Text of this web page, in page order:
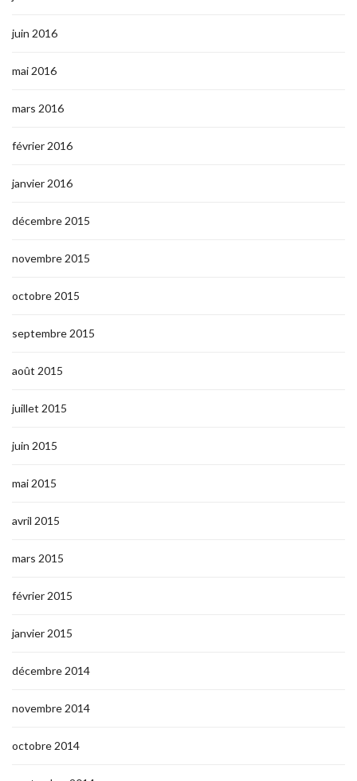
juin 2016
mai 2016
mars 2016
février 2016
janvier 2016
décembre 2015
novembre 2015
octobre 2015
septembre 2015
août 2015
juillet 2015
juin 2015
mai 2015
avril 2015
mars 2015
février 2015
janvier 2015
décembre 2014
novembre 2014
octobre 2014